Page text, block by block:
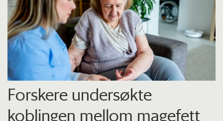
Forskere undersøkte
koblingen mellom magefett